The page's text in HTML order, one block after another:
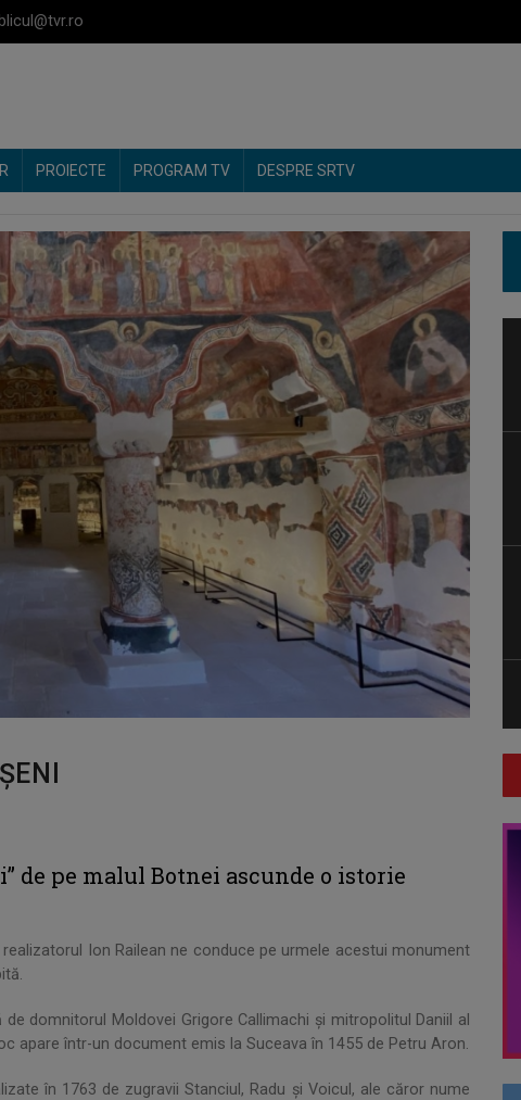
PROIECTE PROGRAM TV DESPRE SRTV
de pe malul Botnei ascunde o istorie
realizatorul Ion Railean ne conduce pe urmele acestui monument
domnitorul Moldovei Grigore Callimachi și mitropolitul Daniil al
apare într-un document emis la Suceava în 1455 de Petru Aron.
în 1763 de zugravii Stanciul, Radu și Voicul, ale căror nume